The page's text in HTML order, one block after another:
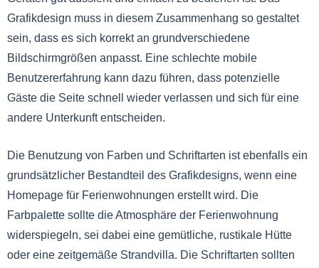
Grafikdesign muss in diesem Zusammenhang so gestaltet
sein, dass es sich korrekt an grundverschiedene
Bildschirmgrößen anpasst. Eine schlechte mobile
Benutzererfahrung kann dazu führen, dass potenzielle
Gäste die Seite schnell wieder verlassen und sich für eine
andere Unterkunft entscheiden.
Die Benutzung von Farben und Schriftarten ist ebenfalls ein
grundsätzlicher Bestandteil des Grafikdesigns, wenn eine
Homepage für Ferienwohnungen erstellt wird. Die
Farbpalette sollte die Atmosphäre der Ferienwohnung
widerspiegeln, sei dabei eine gemütliche, rustikale Hütte
oder eine zeitgemäße Strandvilla. Die Schriftarten sollten